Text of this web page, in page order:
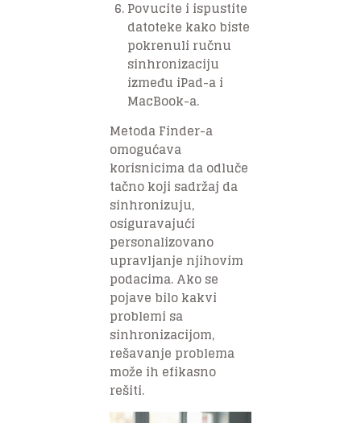
Povucite i ispustite
datoteke kako biste
pokrenuli ručnu
sinhronizaciju
između iPad-a i
MacBook-a.
Metoda Finder-a
omogućava
korisnicima da odluče
tačno koji sadržaj da
sinhronizuju,
osiguravajući
personalizovano
upravljanje njihovim
podacima. Ako se
pojave bilo kakvi
problemi sa
sinhronizacijom,
rešavanje problema
može ih efikasno
rešiti.